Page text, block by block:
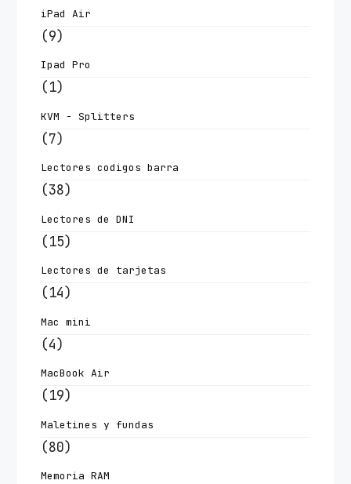
iPad Air
(9)
Ipad Pro
(1)
KVM - Splitters
(7)
Lectores codigos barra
(38)
Lectores de DNI
(15)
Lectores de tarjetas
(14)
Mac mini
(4)
MacBook Air
(19)
Maletines y fundas
(80)
Memoria RAM